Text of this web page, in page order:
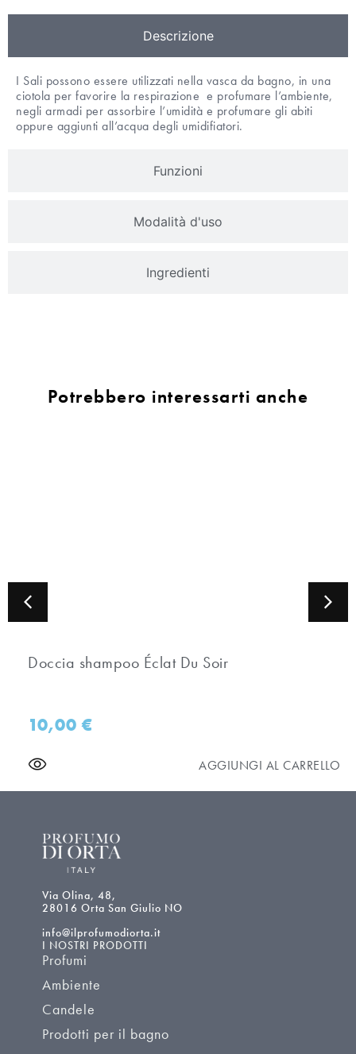
Descrizione
Funzioni
Modalità d'uso
Ingredienti
I Sali possono essere utilizzati nella vasca da bagno, in una
ciotola per favorire la respirazione e profumare l’ambiente,
negli armadi per assorbire l’umidità e profumare gli abiti
oppure aggiunti all’acqua degli umidifiatori.
Potrebbero interessarti anche
Doccia shampoo Éclat Du Soir
10,00€
AGGIUNGI AL CARRELLO
Via Olina, 48,
28016 Orta San Giulio NO
info@ilprofumodiorta.it
I NOSTRI PRODOTTI
Profumi
Ambiente
Candele
Prodotti per il bagno